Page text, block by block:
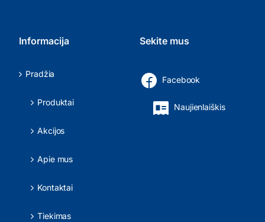
Informacija
Pradžia
Produktai
Akcijos
Apie mus
Kontaktai
Tiekimas
Sekite mus
Facebook
Naujienlaiškis